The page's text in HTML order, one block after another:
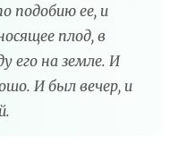
подобию ее, и
плод, в
его на земле. И
И был вечер, и